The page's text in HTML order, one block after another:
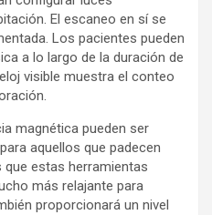
El escaneo en sí se
Los pacientes pueden
a lo largo de la duración de
visible muestra el conteo
magnética pueden ser
aquellos que padecen
estas herramientas
más relajante para
proporcionará un nivel